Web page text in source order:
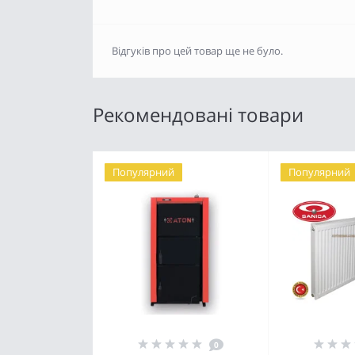
Відгуків про цей товар ще не було.
Рекомендовані товари
Популярний
0
Популярний